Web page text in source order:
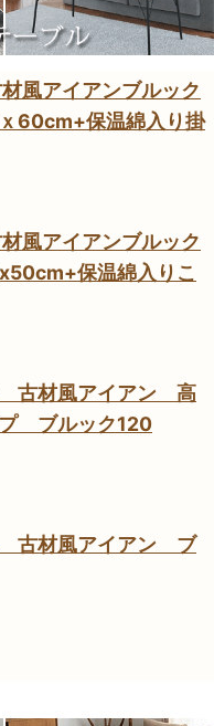
風アイアンブルック
60cm+保温綿入り掛
風アイアンブルック
保温綿入りこ
古材風アイアン 高
プ ブルック120
古材風アイアン ブ